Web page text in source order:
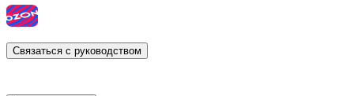
Связаться с руководством